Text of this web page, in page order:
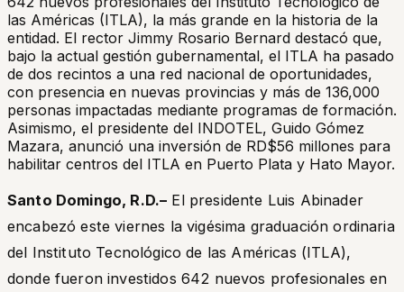
las Américas (ITLA), la más grande en la historia de la
entidad. El rector Jimmy Rosario Bernard destacó que,
bajo la actual gestión gubernamental, el ITLA ha pasado
de dos recintos a una red nacional de oportunidades,
con presencia en nuevas provincias y más de 136,000
personas impactadas mediante programas de formación.
Asimismo, el presidente del INDOTEL, Guido Gómez
Mazara, anunció una inversión de RD$56 millones para
habilitar centros del ITLA en Puerto Plata y Hato Mayor.
Santo Domingo, R.D.– El presidente Luis Abinader
encabezó este viernes la vigésima graduación ordinaria
del Instituto Tecnológico de las Américas (ITLA),
donde fueron investidos 642 nuevos profesionales en